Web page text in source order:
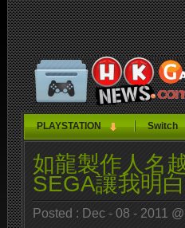
PLAYSTATION Switch
如龍製作人名
SEGA讓我明
Posted : Dec - 08 - 2011